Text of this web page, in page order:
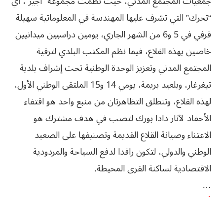
“تحرك” التي تشرف عليها المهندسة في المعلوماتية سهيلة
قرفي في 5 و6 من الشهر الجاري، يومين دراسيين ميدانيين
خاصين بهذه القلاع، فيما نظم المكتب البلدي لترقية
المجتمع المدني وتعزيز الوحدة الوطنية تحت إشراف بلدية
تيغرغار، وبلعيد بريمة، يومي 14 و15 الملتقى الوطني الأول،
لهذه القلاع، وتنطلق التظاهرتان من منبع واحد هو اقتفاء
الأحفاد لآثار دادا بورك لتصب في هدف مشترك هو
الاعتناء وصيانة القلاع القديمة وتصنيفها على الصعيد
الوطني والدولي، لتكون رافدا لدفع السياحة والمردودية
الاقتصادية لساكنة القرى المحيطة.
…